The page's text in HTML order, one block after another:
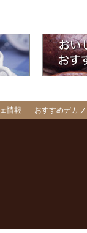
情報 おすすめデカフ